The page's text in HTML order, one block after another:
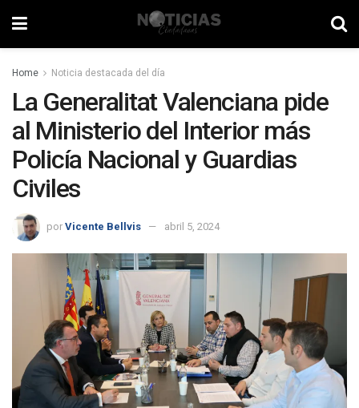
Home Noticia destacada del día
La Generalitat Valenciana pide
al Ministerio del Interior más
Policía Nacional y Guardias
Civiles
por Vicente Bellvis abril 5, 2024